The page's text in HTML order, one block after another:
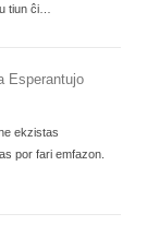
tiun ĉi…
Esperantujo
ekzistas
por fari emfazon.